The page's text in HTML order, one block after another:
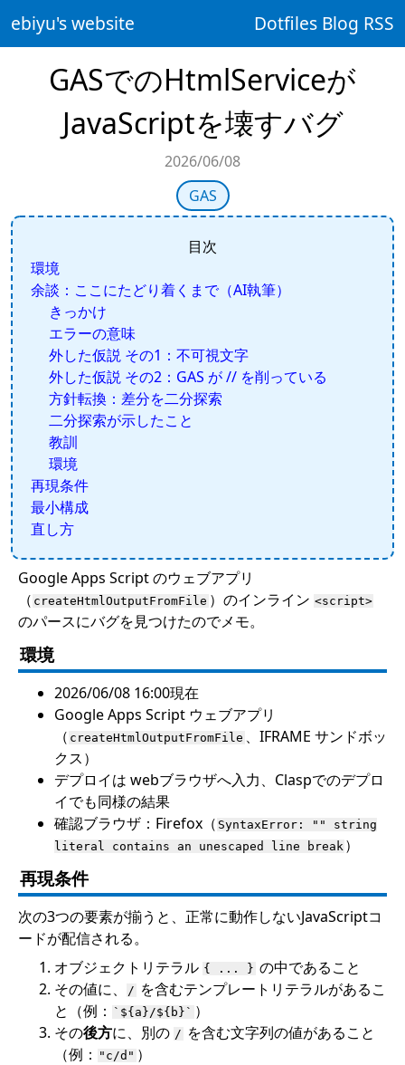
ebiyu's website Dotfiles Blog RSS
GASでのHtmlServiceが
JavaScriptを壊すバグ
2026/06/08
GAS
目次
環境
余談：ここにたどり着くまで（AI執筆）
きっかけ
エラーの意味
外した仮説 その1：不可視文字
外した仮説 その2：GAS が // を削っている
方針転換：差分を二分探索
二分探索が示したこと
教訓
環境
再現条件
最小構成
直し方
Google Apps Script のウェブアプリ
（ createHtmlOutputFromFile ）のインライン <script>
のパースにバグを見つけたのでメモ。
環境
2026/06/08 16:00現在
Google Apps Script ウェブアプリ
（ createHtmlOutputFromFile 、IFRAME サンドボッ
クス）
デプロイは webブラウザへ入力、Claspでのデプロ
イでも同様の結果
確認ブラウザ：Firefox（ SyntaxError: "" string
literal contains an unescaped line break ）
再現条件
次の3つの要素が揃うと、正常に動作しないJavaScriptコ
ードが配信される。
オブジェクトリテラル { ... } の中であること
その値に、
/ を含むテンプレートリテラルがあるこ
と（例：
`${a}/${b}` ）
その後方に、別の / を含む文字列の値があること
（例：
"c/d" ）